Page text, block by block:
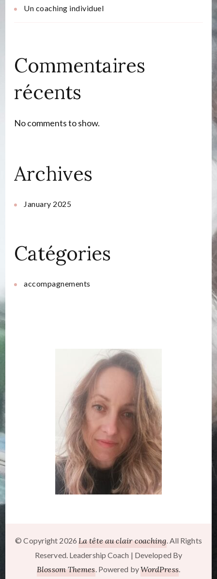
Un coaching individuel
Commentaires
récents
No comments to show.
Archives
January 2025
Catégories
accompagnements
© Copyright 2026 La tête au clair coaching. All Rights
Reserved. Leadership Coach | Developed By
Blossom Themes. Powered byWordPress.